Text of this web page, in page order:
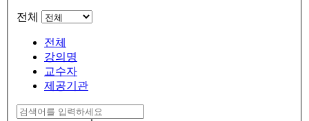
전체
전체
강의명
교수자
제공기관